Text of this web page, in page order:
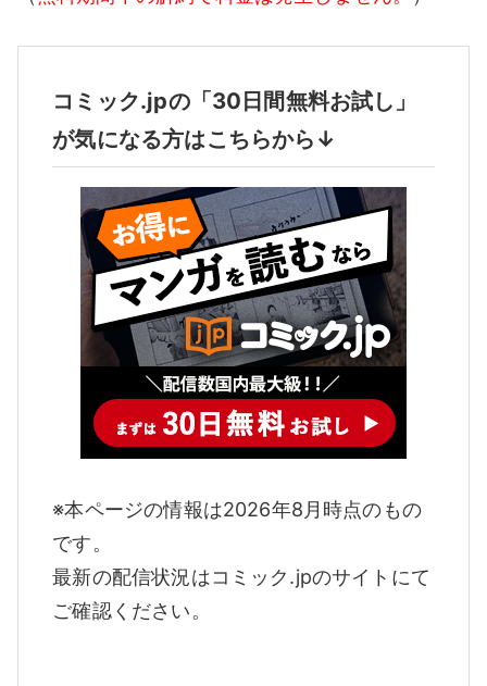
コミック.jpの「30日間無料お試し」
が気になる方はこちらから↓
※本ページの情報は2026年8月時点のもの
です。
最新の配信状況はコミック.jpのサイトにて
ご確認ください。